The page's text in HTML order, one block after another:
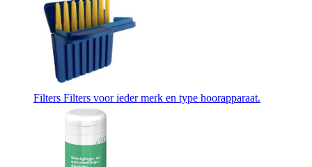
Filters Filters voor ieder merk en type hoorapparaat.